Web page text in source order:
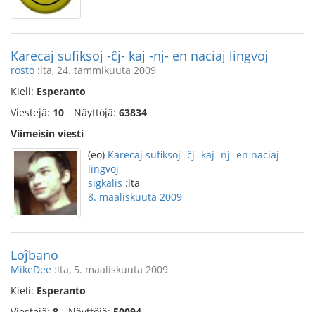
Karecaj sufiksoj -ĉj- kaj -nj- en naciaj lingvoj
rosto :lta, 24. tammikuuta 2009
Kieli: Esperanto
Viestejä: 10 Näyttöjä: 63834
Viimeisin viesti
(eo) Karecaj sufiksoj -ĉj- kaj -nj- en naciaj
lingvoj
sigkalis :lta
8. maaliskuuta 2009
Loĵbano
MikeDee :lta, 5. maaliskuuta 2009
Kieli: Esperanto